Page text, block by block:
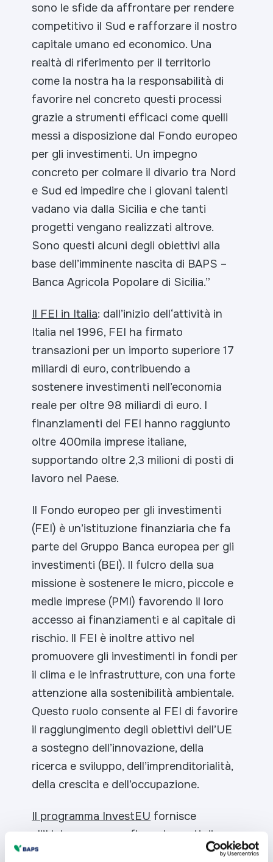
sono le sfide da affrontare per rendere
competitivo il Sud e rafforzare il nostro
capitale umano ed economico. Una
realtà di riferimento per il territorio
come la nostra ha la responsabilità di
favorire nel concreto questi processi
grazie a strumenti efficaci come quelli
messi a disposizione dal Fondo europeo
per gli investimenti. Un impegno
concreto per colmare il divario tra Nord
e Sud ed impedire che i giovani talenti
vadano via dalla Sicilia e che tanti
progetti vengano realizzati altrove.
Sono questi alcuni degli obiettivi alla
base dell’imminente nascita di BAPS –
Banca Agricola Popolare di Sicilia.”
Il FEI in Italia: dall’inizio dell‘attività in
Italia nel 1996, FEI ha firmato
transazioni per un importo superiore 17
miliardi di euro, contribuendo a
sostenere investimenti nell’economia
reale per oltre 98 miliardi di euro. I
finanziamenti del FEI hanno raggiunto
oltre 400mila imprese italiane,
supportando oltre 2,3 milioni di posti di
lavoro nel Paese.
Il Fondo europeo per gli investimenti
(FEI) è un’istituzione finanziaria che fa
parte del Gruppo Banca europea per gli
investimenti (BEI). Il fulcro della sua
missione è sostenere le micro, piccole e
medie imprese (PMI) favorendo il loro
accesso ai finanziamenti e al capitale di
rischio. Il FEI è inoltre attivo nel
promuovere gli investimenti in fondi per
il clima e le infrastrutture, con una forte
attenzione alla sostenibilità ambientale.
Questo ruolo consente al FEI di favorire
il raggiungimento degli obiettivi dell’UE
a sostegno dell’innovazione, della
ricerca e sviluppo, dell’imprenditorialità,
della crescita e dell’occupazione.
Il programma InvestEU fornisce
all’Unione europea finanziamenti di
lungo termine essenziali facendo leva su